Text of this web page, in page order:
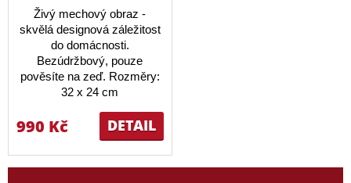
Živý mechový obraz -
skvělá designová záležitost
do domácnosti.
Bezúdržbový, pouze
pověsíte na zeď. Rozměry:
32 x 24 cm
DETAIL
990 Kč